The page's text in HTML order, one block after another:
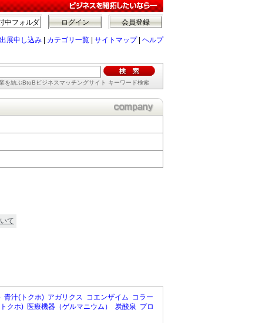
会員登録
ログイン
中フォルダ
出展申し込み カテゴリ一覧 サイトマップ| ヘルプ
を結ぶBtoBビジネスマッチングサイト キーワード検索
て
青汁(トクホ) アガリクス コエンザイム コラー
クホ) 医療機器（ゲルマニウム） 炭酸泉 プロ